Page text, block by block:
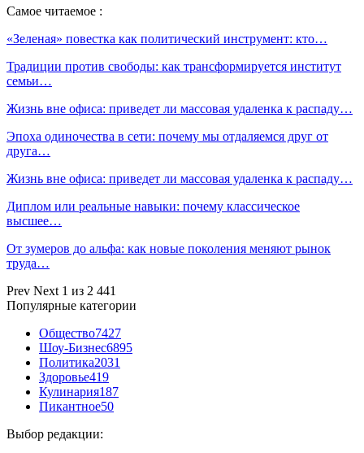
Самое читаемое :
«Зеленая» повестка как политический инструмент: кто…
Традиции против свободы: как трансформируется институт
семьи…
Жизнь вне офиса: приведет ли массовая удаленка к распаду…
Эпоха одиночества в сети: почему мы отдаляемся друг от
друга…
Жизнь вне офиса: приведет ли массовая удаленка к распаду…
Диплом или реальные навыки: почему классическое
высшее…
От зумеров до альфа: как новые поколения меняют рынок
труда…
Prev Next 1 из 2 441
Популярные категории
Общество7427
Шоу-Бизнес6895
Политика2031
Здоровье419
Кулинария187
Пикантное50
Выбор редакции: